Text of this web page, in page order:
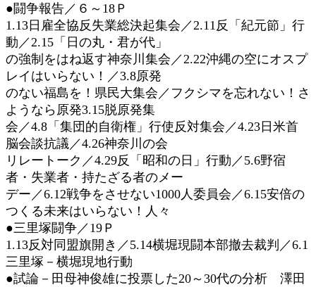
時
:
●闘争報告／６～18Ｐ
1.13日雇全協反失業総決起集会／2.11反「紀元節」行
動／2.15「日の丸・君が代」
の強制をはね返す神奈川集会／2.22沖縄の空にオスプ
レイはいらない！／3.8原発
のない福島を！県民大集会／フクシマを忘れない！さ
ようなら原発3.15脱原発集
会／4.8「集団的自衛権」行使反対集会／4.23日米首
脳会談抗議／4.26神奈川の会
リレートーク／4.29反「昭和の日」行動／5.6野宿
者・失業者・持たざる者のメー
デー／6.12戦争をさせない1000人委員会／6.15安倍の
つくる未来はいらない！人々
●三里塚闘争／19Ｐ
1.13反対同盟旗開き／5.14横堀現闘本部撤去裁判／6.1
三里塚－横堀現地行動
●試論－田母神俊雄に投票した20～30代の分析 澤田